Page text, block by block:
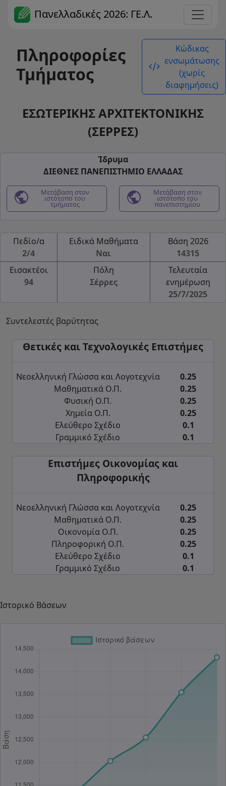
Πανελλαδικές 2026: ΓΕ.Λ.
Πληροφορίες
Τμήματος
code_xml
Κώδικας
ενσωμάτωσης
(χωρίς
διαφημήσεις)
ΕΣΩΤΕΡΙΚΗΣ ΑΡΧΙΤΕΚΤΟΝΙΚΗΣ
(ΣΕΡΡΕΣ)
Ίδρυμα
ΔΙΕΘΝΕΣ ΠΑΝΕΠΙΣΤΗΜΙΟ ΕΛΛΑΔΑΣ
public Μετάβαση στον
ιστότοπο του
τμήματος public Μετάβαση στον
ιστότοπο του
πανεπιστημίου
Πεδίο/α
2/4
Ειδικά Μαθήματα
Ναι
Βάση 2026
14315
Εισακτέοι
94
Πόλη
Σέρρες
Τελευταία
ενημέρωση
25/7/2025
Συντελεστές βαρύτητας
Θετικές και Τεχνολογικές Επιστήμες
Νεοελληνική Γλώσσα και Λογοτεχνία
0.25
Μαθηματικά Ο.Π.
0.25
Φυσική Ο.Π.
0.25
Χημεία Ο.Π.
0.25
Ελεύθερο Σχέδιο
0.1
Γραμμικό Σχέδιο
0.1
Επιστήμες Οικονομίας και
Πληροφορικής
Νεοελληνική Γλώσσα και Λογοτεχνία
0.25
Μαθηματικά Ο.Π.
0.25
Οικονομία Ο.Π.
0.25
Πληροφορική Ο.Π.
0.25
Ελεύθερο Σχέδιο
0.1
Γραμμικό Σχέδιο
0.1
Ιστορικό Βάσεων